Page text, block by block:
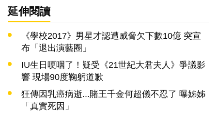
延伸閱讀
《學校2017》男星才認遭威脅欠下數10億 突宣
布「退出演藝圈」
IU生日哽咽了！疑受《21世紀大君夫人》爭議影
響 現場90度鞠躬道歉
狂傳因乳癌病逝...賭王千金何超儀不忍了 曝姊姊
「真實死因」